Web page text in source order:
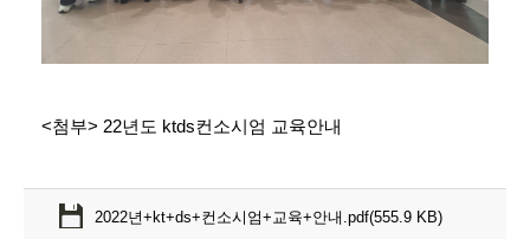
<첨부> 22년도 ktds컨소시엄 교육안내
2022년+kt+ds+컨소시엄+교육+안내.pdf(555.9 KB)